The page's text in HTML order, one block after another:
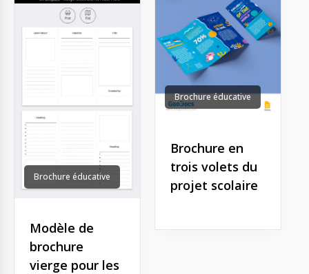
Brochure éducative
Modèle de
brochure
vierge pour les
Brochure éducative
Brochure en
trois volets du
projet scolaire